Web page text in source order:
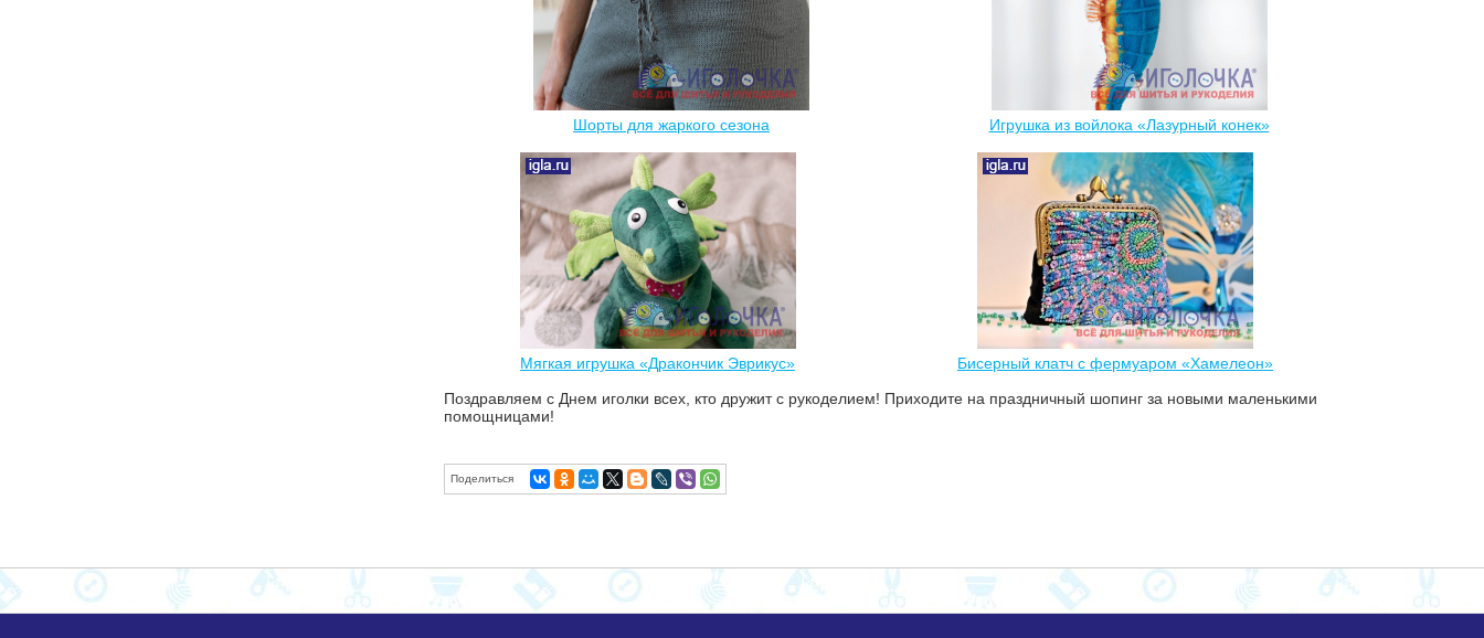
Шорты для жаркого сезона Игрушка из войлока «Лазурный конек»
Мягкая игрушка «Дракончик Эврикус»
Бисерный клатч с фермуаром «Хамелеон»
Поздравляем с Днем иголки всех, кто дружит с рукоделием! Приходите на праздничный шопинг за новыми маленькими
помощницами!
Поделиться